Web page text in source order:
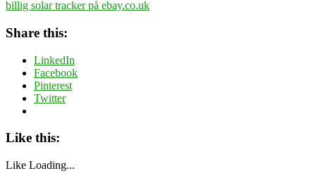
billig solar tracker på ebay.co.uk
Share this:
LinkedIn
Facebook
Pinterest
Twitter
Like this:
Like Loading...